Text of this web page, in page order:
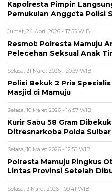
Kapolresta Pimpin
Pemukulan Anggota Polisi
Jumat, 24 April 2026 - 17:55 WIB
Resmob Polresta Mamuju
Pelecehan Seksual Anak
Selasa, 31 Maret 2026 - 20:39 WIB
Polisi Bekuk 2 Pria
Masjid di Mamuju
Selasa, 10 Maret 2026 - 14:57 WIB
Kurir Sabu 58 Gram
Ditresnarkoba Polda
Selasa, 10 Maret 2026 - 12:55 WIB
Polresta Mamuju Ringkus
Lintas Provinsi Setelah
Selasa, 3 Maret 2026 - 09:41 WIB